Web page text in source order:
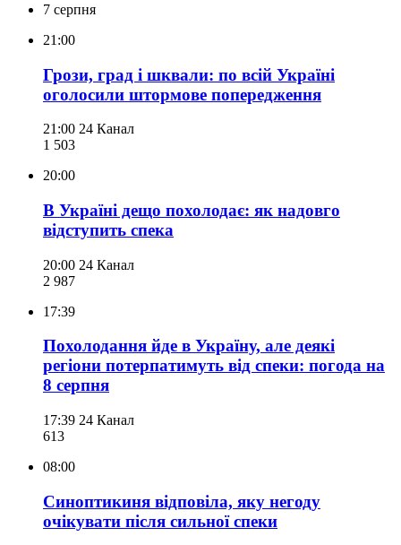
7 серпня
21:00
Грози, град і шквали: по всій Україні
оголосили штормове попередження
21:00 24 Канал
1 503
20:00
В Україні дещо похолодає: як надовго
відступить спека
20:00 24 Канал
2 987
17:39
Похолодання йде в Україну, але деякі
регіони потерпатимуть від спеки: погода на
8 серпня
17:39 24 Канал
613
08:00
Синоптикиня відповіла, яку негоду
очікувати після сильної спеки